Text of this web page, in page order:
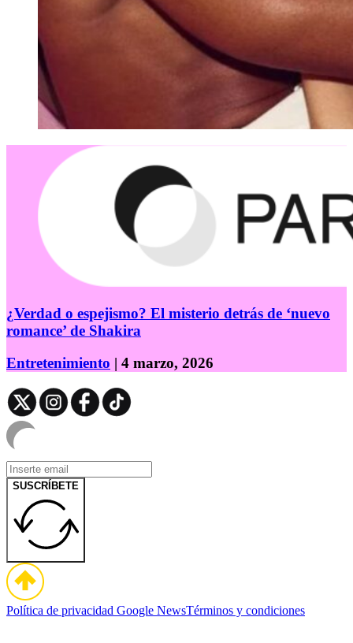
¿Verdad o espejismo? El misterio detrás de ‘nuevo
romance’ de Shakira
Entretenimiento | 4 marzo, 2026
SUSCRÍBETE
Política de privacidad Google NewsTérminos y condiciones